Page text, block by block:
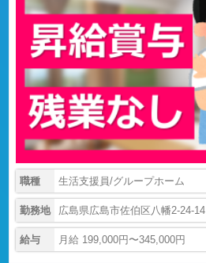
職種 生活支援員/グループホーム
勤務地 広島県広島市佐伯区八幡2-24-14
給与 月給 199,000円〜345,000円